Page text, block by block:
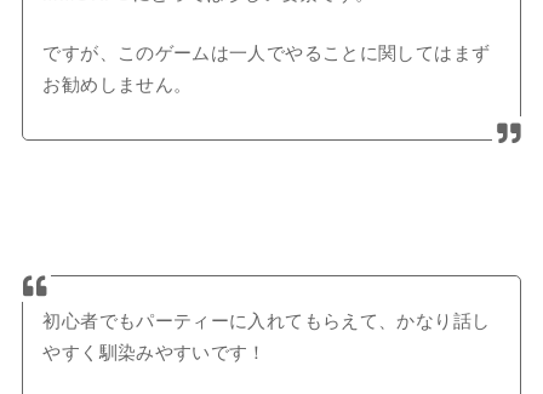
ですが、このゲームは一人でやることに関してはまず
お勧めしません。
初心者でもパーティーに入れてもらえて、かなり話し
やすく馴染みやすいです！